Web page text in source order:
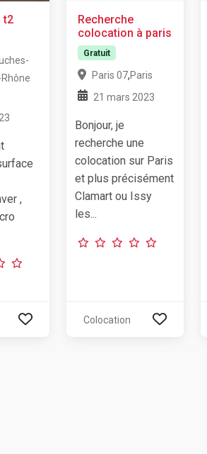
t2
,
Recherche
colocation à paris
Gratuit
Paris 07,Paris
21 mars 2023
Bonjour, je
recherche une
colocation sur Paris
et plus précisément
Clamart ou Issy
les...
Colocation